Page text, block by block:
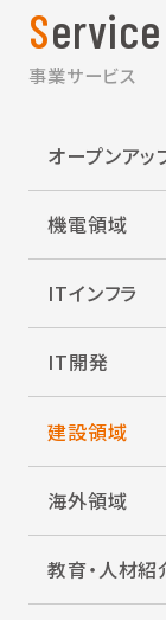
Service
事業サービス
オープンア
機電領域
ITインフラ
IT開発
建設領域
海外領域
教育・人材紹